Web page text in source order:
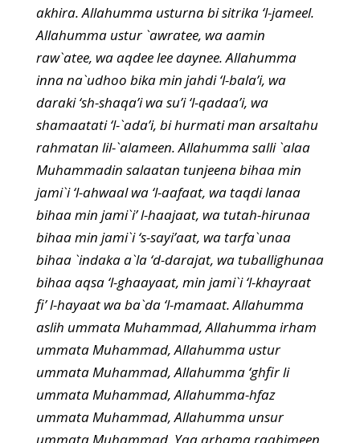
akhira. Allahumma usturna bi sitrika ‘l-jameel.
Allahumma ustur `awratee, wa aamin
raw`atee, wa aqdee lee daynee. Allahumma
inna na`udhoo bika min jahdi ‘l-bala’i, wa
daraki ‘sh-shaqa’i wa su’i ‘l-qadaa’i, wa
shamaatati ‘l-`ada’i, bi hurmati man arsaltahu
rahmatan lil-`alameen. Allahumma salli `alaa
Muhammadin salaatan tunjeena bihaa min
jami`i ‘l-ahwaal wa ‘l-aafaat, wa taqdi lanaa
bihaa min jami`i’ l-haajaat, wa tutah-hirunaa
bihaa min jami`i ‘s-sayi’aat, wa tarfa`unaa
bihaa `indaka a`la ‘d-darajat, wa tuballighunaa
bihaa aqsa ‘l-ghaayaat, min jami`i ‘l-khayraat
fi’ l-hayaat wa ba`da ‘l-mamaat. Allahumma
aslih ummata Muhammad, Allahumma irham
ummata Muhammad, Allahumma ustur
ummata Muhammad, Allahumma ‘ghfir li
ummata Muhammad, Allahumma-hfaz
ummata Muhammad, Allahumma unsur
ummata Muhammad, Yaa arhama raahimeen